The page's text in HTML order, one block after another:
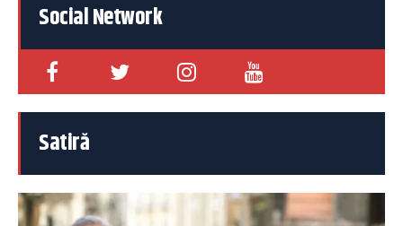
Social Network
Satiră